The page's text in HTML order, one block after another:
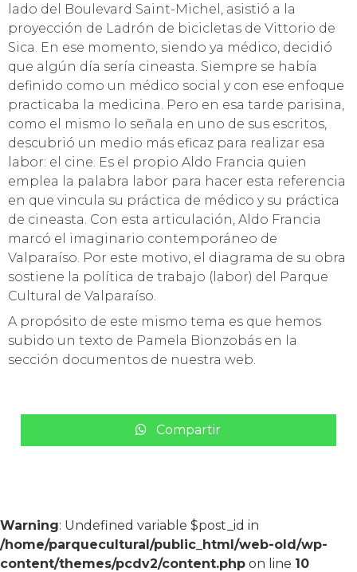
lado del Boulevard Saint-Michel, asistió a la
proyección de Ladrón de bicicletas de Vittorio de
Sica. En ese momento, siendo ya médico, decidió
que algún día sería cineasta. Siempre se había
definido como un médico social y con ese enfoque
practicaba la medicina. Pero en esa tarde parisina,
como el mismo lo señala en uno de sus escritos,
descubrió un medio más eficaz para realizar esa
labor: el cine. Es el propio Aldo Francia quien
emplea la palabra labor para hacer esta referencia
en que vincula su práctica de médico y su práctica
de cineasta. Con esta articulación, Aldo Francia
marcó el imaginario contemporáneo de
Valparaíso. Por este motivo, el diagrama de su obra
sostiene la política de trabajo (labor) del Parque
Cultural de Valparaíso.
A propósito de este mismo tema es que hemos
subido un texto de Pamela Bionzobás en la
sección documentos de nuestra web.
Compartir
Warning: Undefined variable $post_id in
/home/parquecultural/public_html/web-old/wp-
content/themes/pcdv2/content.php on line 10